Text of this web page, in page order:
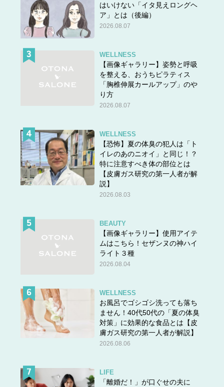
はいけない「イタ見えロングヘ
ア」とは（後編）
2026.08.07
WELLNESS
【画像ギャラリー】姿勢と呼吸
を整える、おうちピラティス
「胸椎伸展カールアップ」のや
り方
2026.08.07
WELLNESS
【恐怖】夏の体臭の犯人は「ト
イレのあのニオイ」と同じ！？
特に注意すべき体の部位とは
【皮膚ガス研究の第一人者が解
説】
2026.08.03
BEAUTY
【画像ギャラリー】使用アイテ
ムはこちら！セザンヌの神ハイ
ライト３種
2026.08.04
WELLNESS
お風呂でゴシゴシ洗っても落ち
ません！40代50代の「夏の体臭
対策」に効果的な食品とは【皮
膚ガス研究の第一人者が解説】
2026.08.06
LIFE
「離婚だ！」が口ぐせの夫に